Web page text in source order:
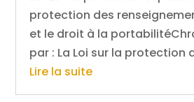
protection des
et le droit à la
par : La Loi sur la protection
Lire la suite